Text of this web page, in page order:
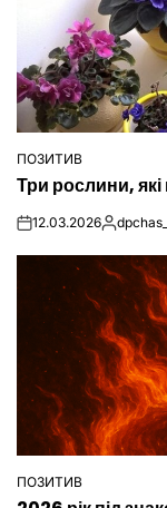
ОПУБЛІКУВАТИ
ПОЗИТИВ
Три рослини,
on12.03.2026
ОПУБЛІКУВАТИ
ПОЗИТИВ